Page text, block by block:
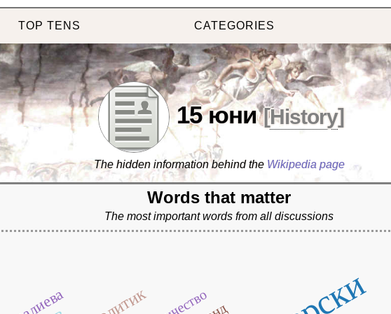
TOP TENS CATEGORIES
15 юни [History]
The hidden information behind the Wikipedia page
Words that matter
The most important words from all discussions